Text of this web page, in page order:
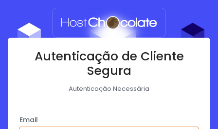
Autenticação de Cliente
Segura
Autenticação Necessária
Email